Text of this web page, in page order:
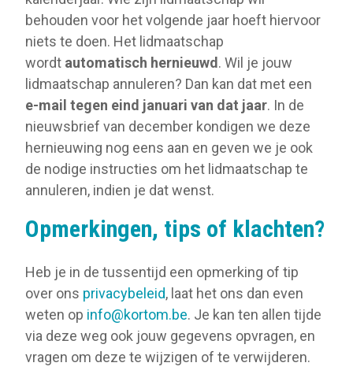
behouden voor het volgende jaar hoeft hiervoor
niets te doen. Het lidmaatschap
wordt automatisch hernieuwd. Wil je jouw
lidmaatschap annuleren? Dan kan dat met een
e-mail tegen eind januari van dat jaar. In de
nieuwsbrief van december kondigen we deze
hernieuwing nog eens aan en geven we je ook
de nodige instructies om het lidmaatschap te
annuleren, indien je dat wenst.
Opmerkingen, tips of klachten?
Heb je in de tussentijd een opmerking of tip
over ons privacybeleid, laat het ons dan even
weten op info@kortom.be. Je kan ten allen tijde
via deze weg ook jouw gegevens opvragen, en
vragen om deze te wijzigen of te verwijderen.